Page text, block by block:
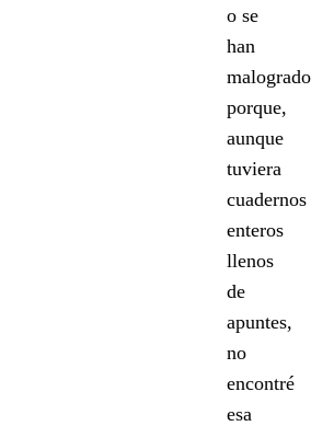
o se
han
malogrado
porque,
aunque
tuviera
cuadernos
enteros
llenos
de
apuntes,
no
encontré
esa